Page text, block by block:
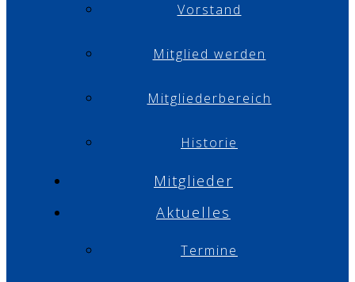
Vorstand
Mitglied werden
Mitgliederbereich
Historie
Mitglieder
Aktuelles
Termine